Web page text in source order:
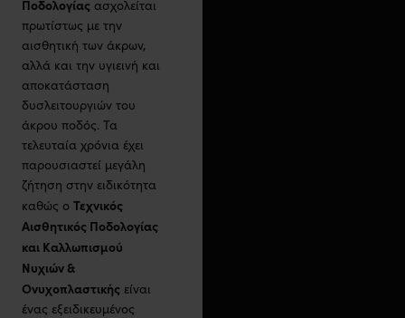
Ποδολογίας ασχολείται
πρωτίστως με την
αισθητική των άκρων,
αλλά και την υγιεινή και
αποκατάσταση
δυσλειτουργιών του
άκρου ποδός. Τα
τελευταία χρόνια έχει
παρουσιαστεί μεγάλη
ζήτηση στην ειδικότητα
καθώς ο Τεχνικός
Αισθητικός Ποδολογίας
και Καλλωπισμού
Νυχιών &
Ονυχοπλαστικής είναι
ένας εξειδικευμένος